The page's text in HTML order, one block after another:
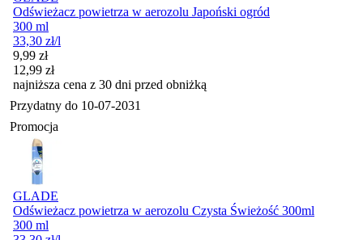
Odświeżacz powietrza w aerozolu Japoński ogród
300 ml
33,30 zł/l
Cena promocyjna
9,99 zł
12,99 zł
najniższa cena z 30 dni przed obniżką
Przydatny do 10-07-2031
Promocja
GLADE
Odświeżacz powietrza w aerozolu Czysta Świeżość 300ml
300 ml